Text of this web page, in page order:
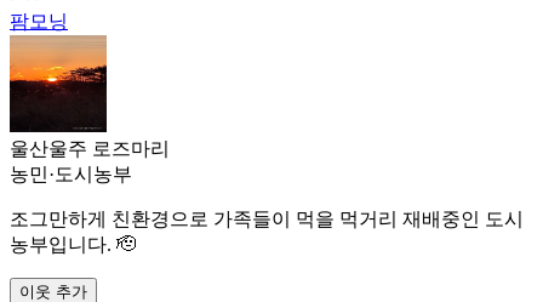
팜모닝
울산울주 로즈마리
농민·도시농부
조그만하게 친환경으로 가족들이 먹을 먹거리 재배중인 도시
농부입니다. 🫡
이웃 추가